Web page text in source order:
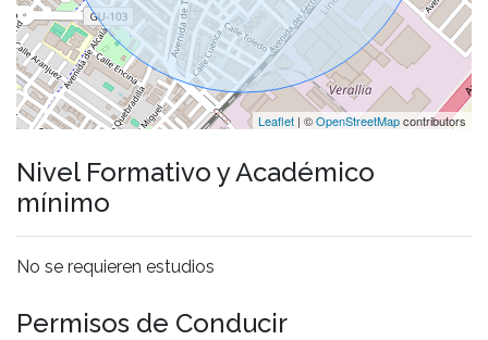
Leaflet | ©OpenStreetMapcontributors
Nivel Formativo y Académico
mínimo
No se requieren estudios
Permisos de Conducir